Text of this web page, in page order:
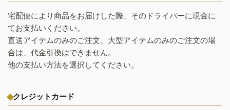
宅配便により商品をお届けした際、そのドライバーに現金に
てお支払いください。
直送アイテムのみのご注文、大型アイテムのみのご注文の場
合は、代金引換はできません。
他の支払い方法を選択してください。
クレジットカード